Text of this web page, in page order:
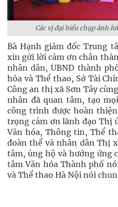
Các vị đại biểu chụp ảnh
Bà Hạnh giám đốc Trung
xin gửi lời cảm ơn chân
nhân dân, UBND thành
hóa và Thể thao, Sở Tài
Công an thị xã Sơn Tây
nhân đã quan tâm, tạo
công trình được hoàn
trọng cảm ơn lãnh đạo Thị
Văn hóa, Thông tin, Thể
đoàn thể và nhân dân Thị
tâm, ủng hộ và hưởng ứng
tâm Văn hóa Thành phố
và Thể thao Hà Nội nói